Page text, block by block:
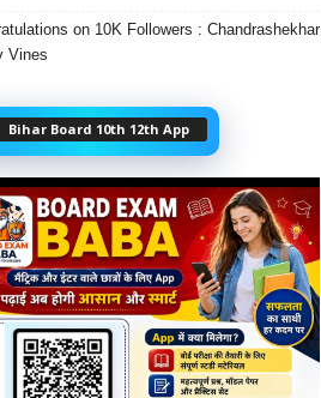
on 10K Followers : Chandrashekhar
Vines
Bihar Board 10th 12th App